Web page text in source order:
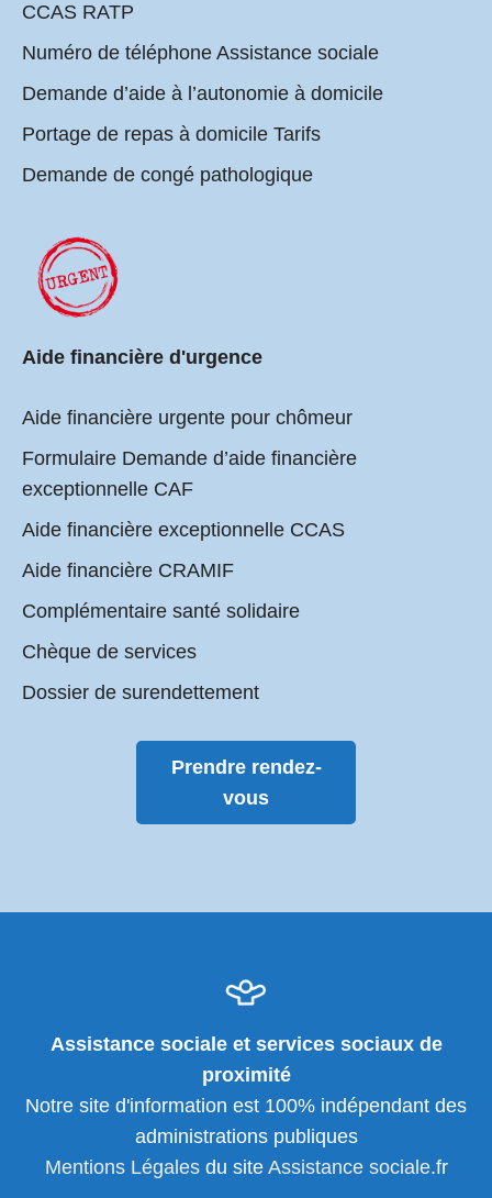
CCAS RATP
Numéro de téléphone Assistance sociale
Demande d’aide à l’autonomie à domicile
Portage de repas à domicile Tarifs
Demande de congé pathologique
Aide financière d'urgence
Aide financière urgente pour chômeur
Formulaire Demande d’aide financière
exceptionnelle CAF
Aide financière exceptionnelle CCAS
Aide financière CRAMIF
Complémentaire santé solidaire
Chèque de services
Dossier de surendettement
Prendre rendez-
vous
Assistance sociale et services sociaux de
proximité
Notre site d'information est 100% indépendant des
administrations publiques
Mentions Légalesdu site Assistance sociale.fr